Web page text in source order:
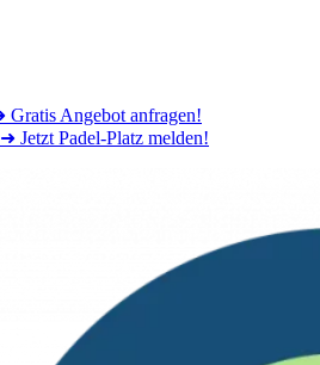
Gratis Angebot anfragen!
Jetzt Padel-Platz melden!